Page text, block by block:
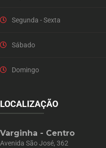
Segunda - Sexta
Sábado
Domingo
LOCALIZAÇÃO
Varginha - Centro
Avenida São José, 362